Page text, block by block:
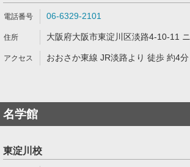
06-6329-2101
大阪府大阪市東淀川区淡路4-10-11
おおさか東線 JR淡路より 徒歩 約4分
名学館
東淀川校